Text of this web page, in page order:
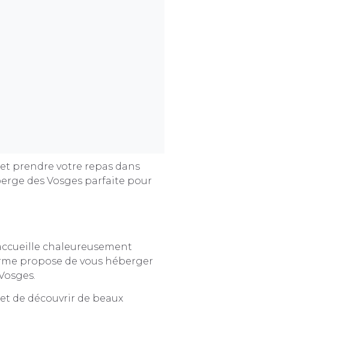
prendre votre repas dans
des Vosges parfaite pour
chaleureusement
propose de vous héberger
de découvrir de beaux